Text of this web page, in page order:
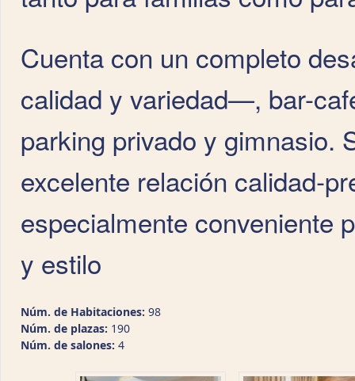
Cuenta con un completo
calidad y variedad—, bar-
parking privado y gimnasio.
excelente relación
especialmente conveniente
y estilo
Núm. de Habitaciones: 98
Núm. de plazas: 190
Núm. de salones: 4